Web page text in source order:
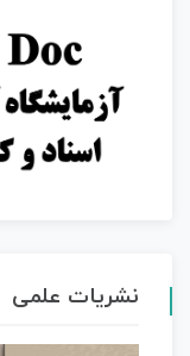
نشریات علمی